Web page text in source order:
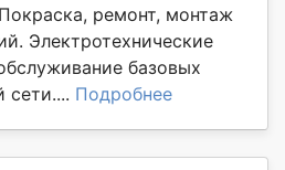
ремонт, монтаж
Электротехнические
базовых
сети.... Подробнее